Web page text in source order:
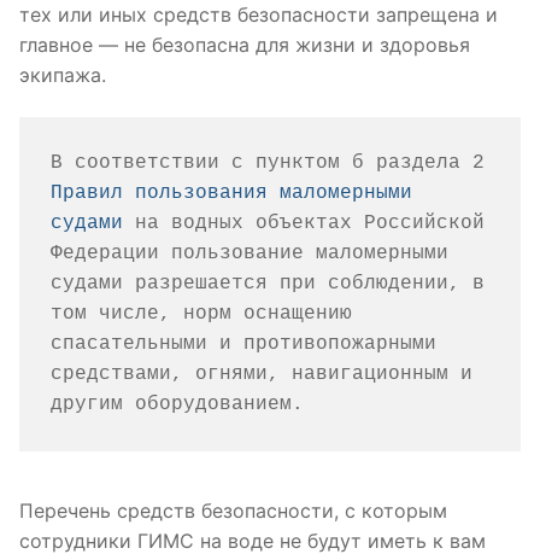
тех или иных средств безопасности запрещена и
главное — не безопасна для жизни и здоровья
экипажа.
Правил пользования маломерными
судами на водных объектах Российской
Федерации пользование маломерными
судами разрешается при соблюдении, в
том числе, норм оснащению
спасательными и противопожарными
средствами, огнями, навигационным и
другим оборудованием.
Перечень средств безопасности, с которым
сотрудники ГИМС на воде не будут иметь к вам